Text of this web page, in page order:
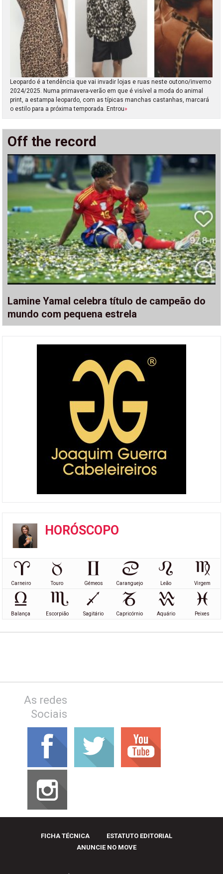
Leopardo é a tendência que vai invadir lojas e ruas neste outono/inverno
2024/2025. Numa primavera-verão em que é visível a moda do animal
print, a estampa leopardo, com as típicas manchas castanhas, marcará
o estilo para a próxima temporada. Entrou»
Off the record
Lamine Yamal celebra título de campeão do
mundo com pequena estrela
HORÓSCOPO
Carneiro Touro Gémeos Caranguejo Leão Virgem
Balança Escorpião Sagitário Capricórnio Aquário Peixes
As redes
Sociais
FICHA TÉCNICA
ESTATUTO EDITORIAL
ANUNCIE NO MOVE